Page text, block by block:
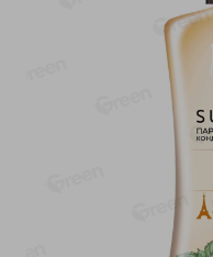
шт
копченые Молодецкие
Местное известное 20 шт